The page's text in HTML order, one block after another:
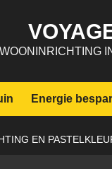
WOONINRICHTING
Energie
EN